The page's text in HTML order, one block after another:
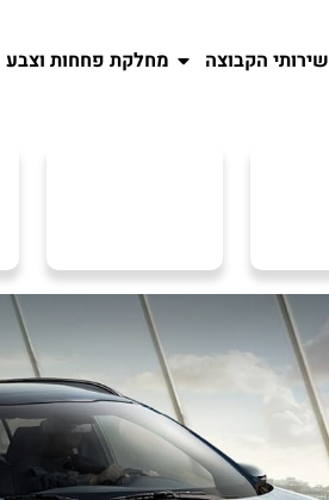
שירותי הקבוצה מחלקת פחחות וצבע